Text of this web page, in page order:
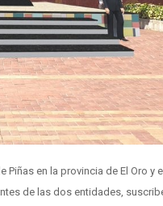
Piñas en la provincia de El Oro
de las dos entidades,